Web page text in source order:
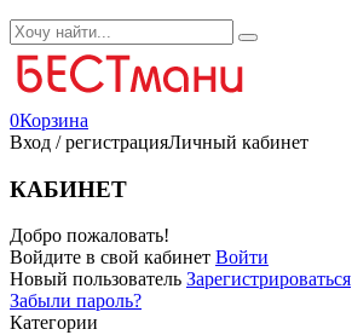
0Корзина
Вход / регистрацияЛичный кабинет
КАБИНЕТ
Добро пожаловать!
Войдите в свой кабинет Войти
Новый пользователь Зарегистрироваться
Забыли пароль?
Категории